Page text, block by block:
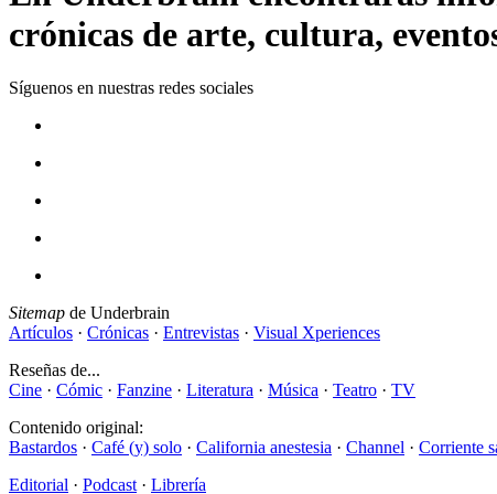
crónicas de arte, cultura,
Síguenos en nuestras redes sociales
Sitemap de Underbrain
Artículos · Crónicas · Entrevistas · Visual Xperiences
Reseñas de...
Cine · Cómic · Fanzine · Literatura · Música · Teatro · TV
Contenido original:
Bastardos · Café (y) solo · California anestesia · Channel · Corriente
Editorial · Podcast · Librería